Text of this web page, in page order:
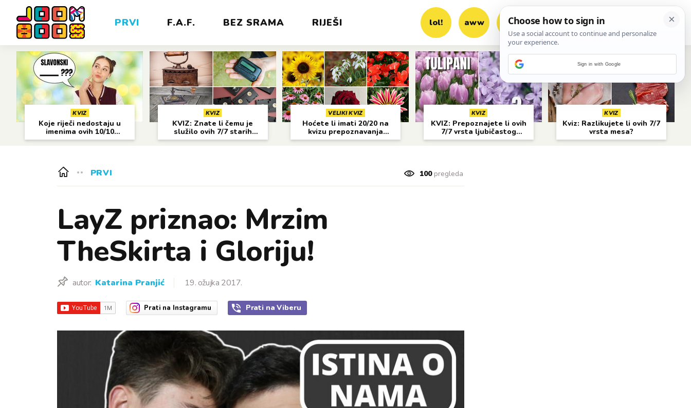
PRVI F.A.F. BEZ SRAMA RIJEŠI lol! aww vrh! woot?!
KVIZ
Koje riječi nedostaju u
imenima ovih 10/10
gradova?
KVIZ
KVIZ: Znate li čemu je
služilo ovih 7/7 starih
predmeta?
VELIKI KVIZ
Hoćete li imati 20/20 na
kvizu prepoznavanja
cvijeća?
KVIZ
KVIZ: Prepoznajete li ovih
7/7 vrsta ljubičastog
cvijeća?
KVIZ
Kviz: Razlikujete li ovih 7/7
vrsta mesa?
PRVI 100pregleda
LayZ priznao: Mrzim
TheSkirta i Gloriju!
autor: Katarina Pranjić 19. ožujka 2017.
Prati na Instagramu Prati na Viberu
Sign in with Google